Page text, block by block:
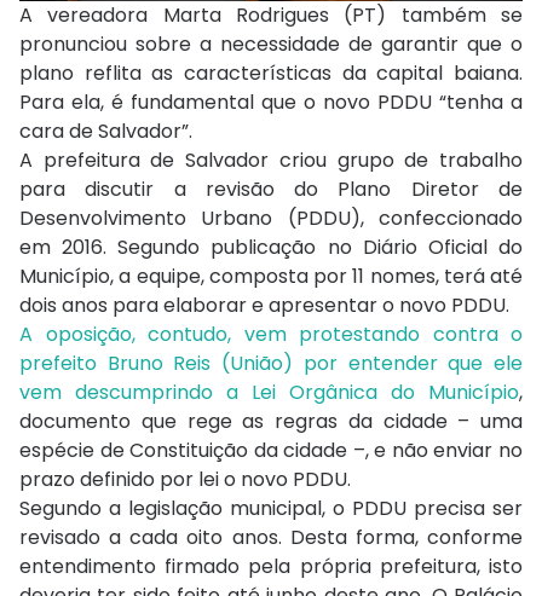
A vereadora Marta Rodrigues (PT) também se
pronunciou sobre a necessidade de garantir que o
plano reflita as características da capital baiana.
Para ela, é fundamental que o novo PDDU “tenha a
cara de Salvador”.
A prefeitura de Salvador criou grupo de trabalho
para discutir a revisão do Plano Diretor de
Desenvolvimento Urbano (PDDU), confeccionado
em 2016. Segundo publicação no Diário Oficial do
Município, a equipe, composta por 11 nomes, terá até
dois anos para elaborar e apresentar o novo PDDU.
A oposição, contudo, vem protestando contra o
prefeito Bruno Reis (União) por entender que ele
vem descumprindo a Lei Orgânica do Município,
documento que rege as regras da cidade – uma
espécie de Constituição da cidade –, e não enviar no
prazo definido por lei o novo PDDU.
Segundo a legislação municipal, o PDDU precisa ser
revisado a cada oito anos. Desta forma, conforme
entendimento firmado pela própria prefeitura, isto